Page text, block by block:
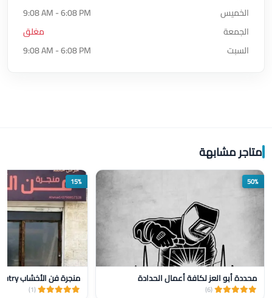
الخميس
9:08 AM - 6:08 PM
الجمعة
مغلق
السبت
9:08 AM - 6:08 PM
متاجر مشابهة
50%
محددة أبو العز لكافة أعمال الحدادة
(6)
15%
منجرة فن الأخشاب Wood Art Carpentry
(1)